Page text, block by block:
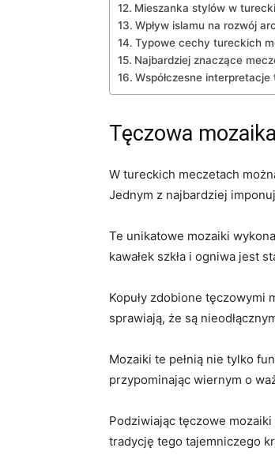
Mieszanka ‌stylów w
Wpływ islamu ​na rozwój​
Typowe cechy tureckich
Najbardziej znaczące
Współczesne
Tęczowa
W tureckich meczetach⁤
Jednym z najbardziej
Te unikatowe mozaiki
kawałek szkła i ogniwa jest
Kopuły‍ zdobione tęczowymi‌
sprawiają, że są
Mozaiki ⁤te pełnią nie tylko
przypominając⁤ wiernym o
Podziwiając tęczowe
tradycję ‌tego tajemniczego